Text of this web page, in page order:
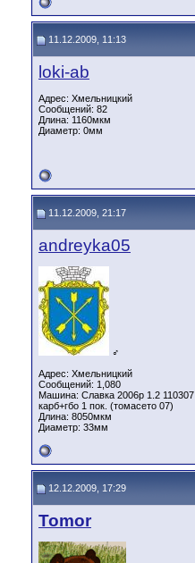
11.12.2009, 11:13
loki-ab
Адрес: Хмельницкий
Сообщений: 82
Длина: 1160мкм
Диаметр: 0мм
11.12.2009, 21:17
andreyka05
♂
Адрес: Хмельницкий
Сообщений: 1,080
Машина: Славка 2006р 1.2 110307
карб+гбо 1 пок. (томасето 07)
Длина: 8050мкм
Диаметр: 33мм
12.12.2009, 17:29
Tomor